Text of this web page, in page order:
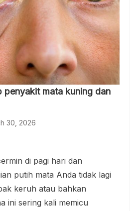
penyakit mata kuning dan
30, 2026
di pagi hari dan
putih mata Anda tidak lagi
keruh atau bahkan
ini sering kali memicu